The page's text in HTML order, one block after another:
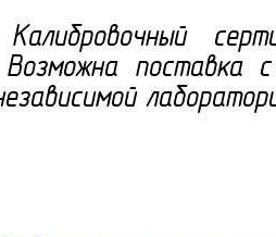
Возможна поставка